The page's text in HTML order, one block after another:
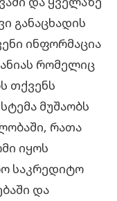
განაცხადის
ინფორმაცია
რომელიც
თქვენს
მუშაობს
რათა
იყოს
საკრედიტო
და